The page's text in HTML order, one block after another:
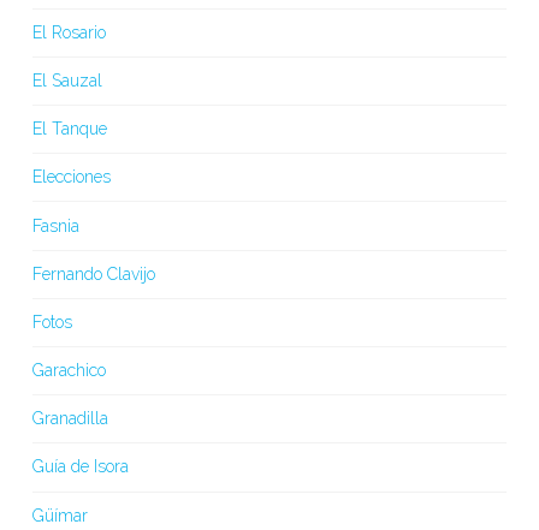
El Rosario
El Sauzal
El Tanque
Elecciones
Fasnia
Fernando Clavijo
Fotos
Garachico
Granadilla
Guía de Isora
Güímar